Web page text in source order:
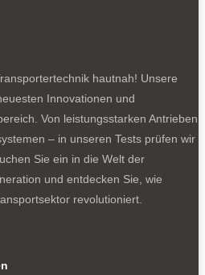
hautnah! Unsere
Innovationen und
Von leistungsstarken Antrieben
– in unseren Tests prüfen wir
Sie ein in die Welt der
und entdecken Sie, wie
revolutioniert.